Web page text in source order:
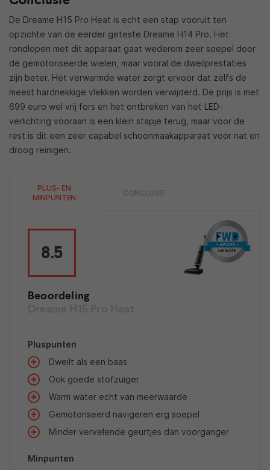
De Dreame H15 Pro Heat is echt een stap vooruit ten
opzichte van de eerder geteste Dreame H14 Pro. Het
rondlopen met dit apparaat gaat wederom zeer soepel door
de gemotoriseerde wielen, maar vooral de dweilprestaties
zijn beter. Het verwarmde water zorgt ervoor dat zelfs de
meest hardnekkige vlekken worden verwijderd. De prijs is met
699 euro wel vrij fors en het ontbreken van het LED-
verlichting vooraan is een klein stapje terug, maar voor de
rest is dit een zeer capabel schoonmaakapparaat voor nat en
droog reinigen.
PLUS- EN
MINPUNTEN
CONCLUSIE
8.5
Beoordeling
Pluspunten
Dweilt als een baas
Ook goede stofzuiger
Warm water echt van meerwaarde
Gemotoriseerd navigeren erg soepel
Minder vervelende geurtjes dan voorganger
Minpunten